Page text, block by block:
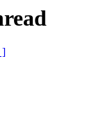
]